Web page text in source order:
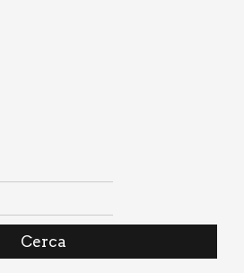
Cerca